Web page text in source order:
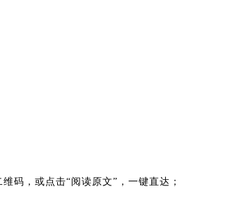
码，或点击“阅读原文”，一键直达；